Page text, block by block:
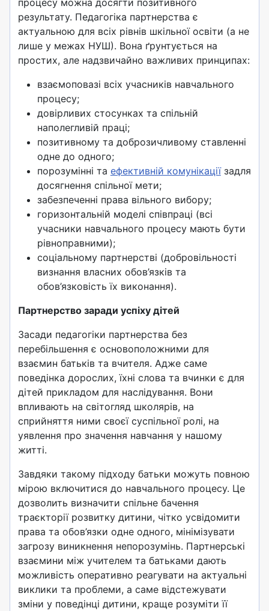
процесу можна досягти позитивного
результату. Педагогіка партнерства є
актуальною для всіх рівнів шкільної освіти (а не
лише у межах НУШ). Вона ґрунтується на
простих, але надзвичайно важливих принципах:
взаємоповазі всіх учасників навчального
процесу;
довірливих стосунках та спільній
наполегливій праці;
позитивному та доброзичливому ставленні
одне до одного;
порозумінні та ефективній комунікаціїзадля
досягнення спільної мети;
забезпеченні права вільного вибору;
горизонтальній моделі співпраці (всі
учасники навчального процесу мають бути
рівноправними);
соціальному партнерстві (добровільності
визнання власних обов’язків та
обов’язковість їх виконання).
Партнерство заради успіху дітей
Засади педагогіки партнерства без
перебільшення є основоположними для
взаємин батьків та вчителя. Адже саме
поведінка дорослих, їхні слова та вчинки є для
дітей прикладом для наслідування. Вони
впливають на світогляд школярів, на
сприйняття ними своєї суспільної ролі, на
уявлення про значення навчання у нашому
житті.
Завдяки такому підходу батьки можуть повною
мірою включитися до навчального процесу. Це
дозволить визначити спільне бачення
траєкторії розвитку дитини, чітко усвідомити
права та обов’язки одне одного, мінімізувати
загрозу виникнення непорозумінь. Партнерські
взаємини між учителем та батьками дають
можливість оперативно реагувати на актуальні
виклики та проблеми, а саме відстежувати
зміни у поведінці дитини, краще розуміти її